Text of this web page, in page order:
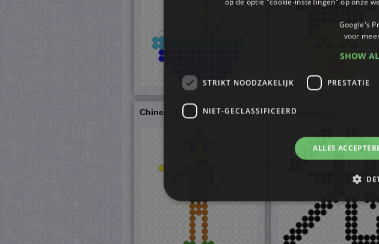
Chinees3 Chineesteken1
Google's
voor
SHOW
STRIKT NOODZAKELIJK PRESTATIE
NIET-GECLASSIFICEERD
ALLES
Strikt noodzakelijk Prestatie